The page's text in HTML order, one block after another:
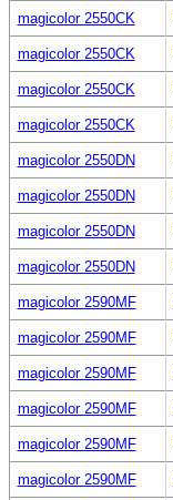
magicolor 2550CK
magicolor 2550CK
magicolor 2550CK
magicolor 2550CK
magicolor 2550DN
magicolor 2550DN
magicolor 2550DN
magicolor 2550DN
magicolor 2590MF
magicolor 2590MF
magicolor 2590MF
magicolor 2590MF
magicolor 2590MF
magicolor 2590MF